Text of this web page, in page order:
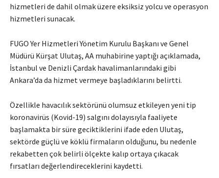
hizmetleri de dahil olmak üzere eksiksiz yolcu ve operasyon
hizmetleri sunacak.
FUGO Yer Hizmetleri Yönetim Kurulu Başkanı ve Genel
Müdürü Kürşat Ulutaş, AA muhabirine yaptığı açıklamada,
İstanbul ve Denizli Çardak havalimanlarındaki gibi
Ankara’da da hizmet vermeye başladıklarını belirtti.
Özellikle havacılık sektörünü olumsuz etkileyen yeni tip
koronavirüs (Kovid-19) salgını dolayısıyla faaliyete
başlamakta bir süre geciktiklerini ifade eden Ulutaş,
sektörde güçlü ve köklü firmaların olduğunu, bu nedenle
rekabetten çok belirli ölçekte kalıp ortaya çıkacak
fırsatları değerlendireceklerini kaydetti.